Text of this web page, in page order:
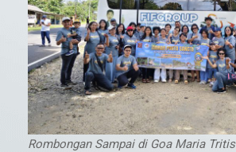
Rombongan Sampai di Goa Maria Tritis